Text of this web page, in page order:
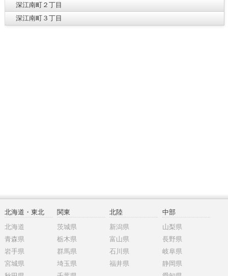
深江南町２丁目
深江南町３丁目
北海道・東北
北海道
青森県
岩手県
宮城県
関東
茨城県
栃木県
群馬県
埼玉県
北陸
新潟県
富山県
石川県
福井県
中部
山梨県
長野県
岐阜県
静岡県